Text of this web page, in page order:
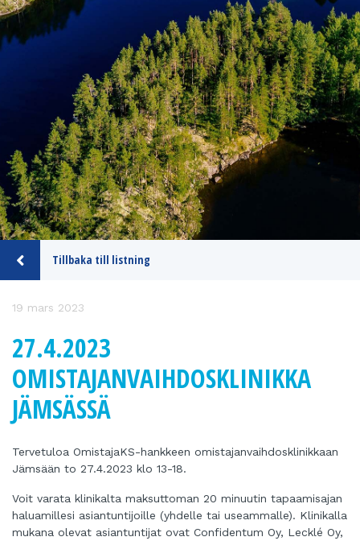
Tillbaka till listning
19 mars 2023
27.4.2023
OMISTAJANVAIHDOSKLINIKKA
JÄMSÄSSÄ
Tervetuloa OmistajaKS-hankkeen omistajanvaihdosklinikkaan
Jämsään to 27.4.2023 klo 13-18.
Voit varata klinikalta maksuttoman 20 minuutin tapaamisajan
haluamillesi asiantuntijoille (yhdelle tai useammalle). Klinikalla
mukana olevat asiantuntijat ovat Confidentum Oy, Lecklé Oy,